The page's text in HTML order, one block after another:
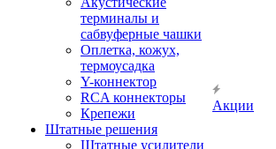
терминалы и
сабвуферные чашки
Оплетка, кожух,
термоусадка
Y-коннектор
RCA коннекторы
Крепежи
Штатные решения
Штатные усилители
Акции